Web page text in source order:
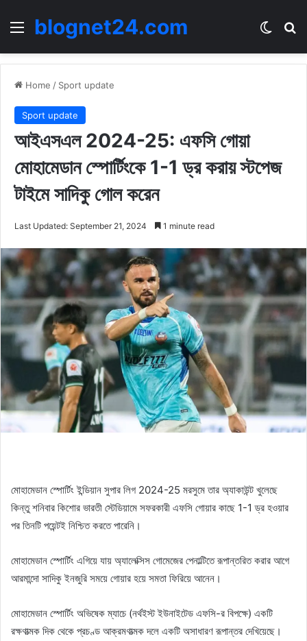
Menublognet24.com
Home / Sport update
Sport update
আইএসএল 2024-25: এফসি গোয়া
মোহামেডান স্পোর্টিংকে 1-1 ড্র করায় স্টপেজ
টাইমে সাদিকু গোল করেন
Last Updated: September 21, 2024 1 minute read
মোহামেডান স্পোর্টিং ইন্ডিয়ান সুপার লিগ 2024-25 মরসুমে তার অ্যাকাউন্ট খুলেছে
কিন্তু শনিবার কিশোর ভারতী স্টেডিয়ামে সফরকারী এফসি গোয়ার কাছে 1-1 ড্র হওয়ার
পর তিনটি পয়েন্টই নিশ্চিত করতে পারেনি।
মোহামেডান স্পোর্টিং এগিয়ে যায় অ্যালেক্সিস গোমেজের পেনাল্টিতে রূপান্তরিত করার আগে
আরমান্দো সাদিকু ইনজুরি সময়ে গোয়ার হয়ে সমতা ফিরিয়ে আনেন।
মোহামেডান স্পোর্টিং অভিষেক ম্যাচে (নর্থইস্ট ইউনাইটেড এফসি-র বিপক্ষে) একটি
রক্ষণাত্মক দিক থেকে প্রচণ্ড আক্রমণাত্মক দলে একটি অসাধারণ রূপান্তর দেখিয়েছে।